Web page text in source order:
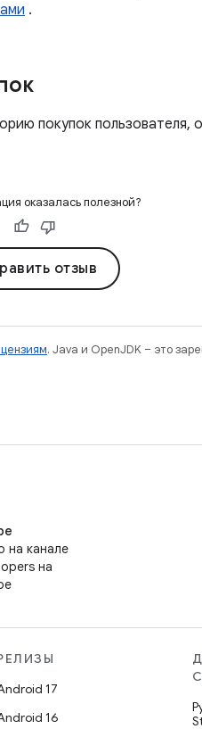
.
покупок пользователя,
оказалась полезной?
отзыв
. Java и OpenJDK – это
на канале
на
17
16